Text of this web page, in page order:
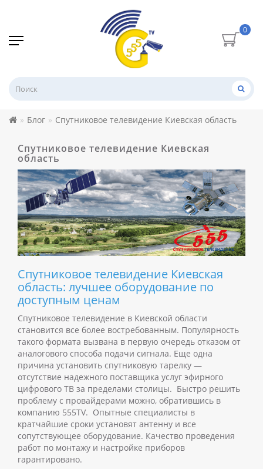
0
Блог Спутниковое телевидение Киевская область
Спутниковое телевидение Киевская
область
Спутниковое телевидение Киевская
область: лучшее оборудование по
доступным ценам
Спутниковое телевидение в Киевской области
становится все более востребованным. Популярность
такого формата вызвана в первую очередь отказом от
аналогового способа подачи сигнала. Еще одна
причина установить спутниковую тарелку —
отсутствие надежного поставщика услуг эфирного
цифрового ТВ за пределами столицы. Быстро решить
проблему с провайдерами можно, обратившись в
компанию 555TV. Опытные специалисты в
кратчайшие сроки установят антенну и все
сопутствующее оборудование. Качество проведения
работ по монтажу и настройке приборов
гарантировано.